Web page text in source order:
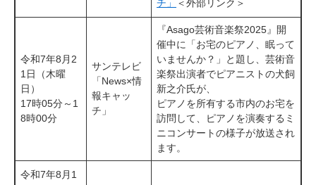
チ」 ＜外部リンク＞
令和7年8月2
1日（木曜
日）
17時05分～1
8時00分
サンテレビ
「News×情
報キャッ
チ」
『Asago芸術音楽祭2025』開
催中に「お宅のピアノ、眠って
いませんか？」と題し、芸術音
楽祭出演者でピアニストの犬飼
新之介氏が、
ピアノを所有する市内のお宅を
訪問して、ピアノを演奏するミ
ニコンサートの様子が放送され
ます。
令和7年8月1